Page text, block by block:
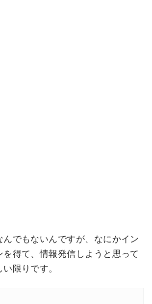
んでもないんですが、なにかイン
を得て、情報発信しようと思って
限りです。